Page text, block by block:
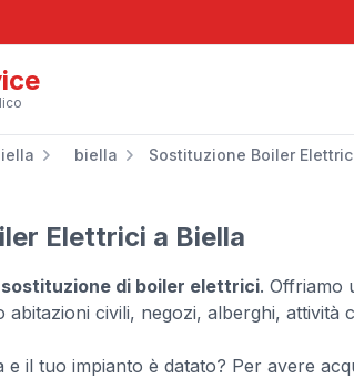
biella Sostituzione Boiler
Elettrici a Biella
sostituzione di boiler elettrici. Offriamo
abitazioni civili, negozi, alberghi, attività
e il tuo impianto è datato? Per avere